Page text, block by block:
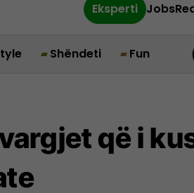
Eksperti Jobs
Shëndeti Fun
që i